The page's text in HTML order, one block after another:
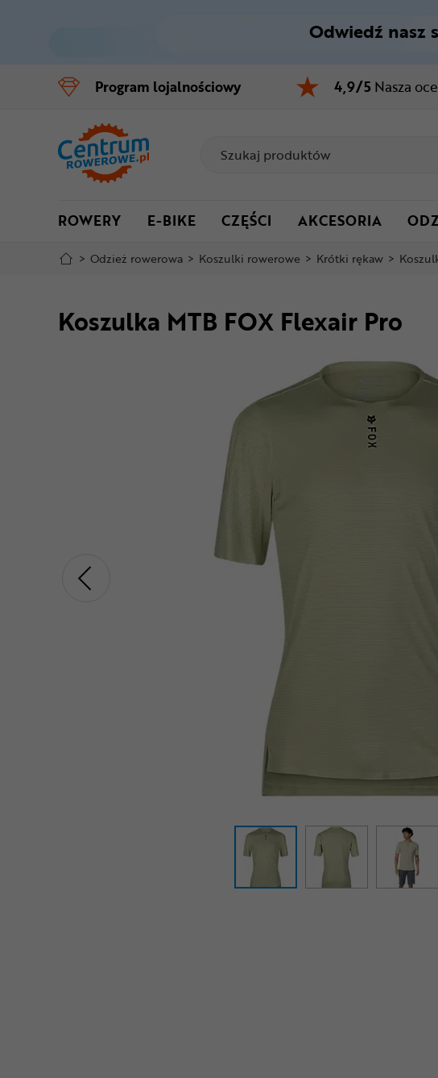
Menu główne
Informacje o produkcie
Do koszyka
Szczegółowe informacje
Mapa strony
Odwiedź nasz
Program lojalnościowy 4,9/5 Nasza
ROWERY E-BIKE CZĘŚCI AKCESORIA
> Odzież rowerowa > Koszulki rowerowe > Krótki rękaw >
Koszulka MTB FOX Flexair Pro